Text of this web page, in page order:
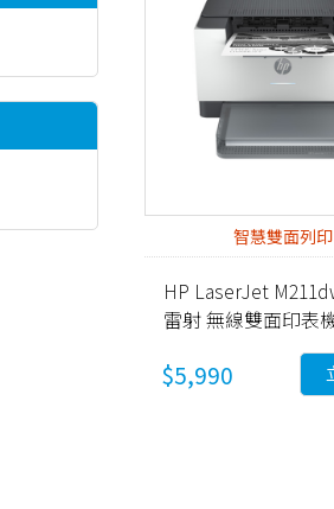
智慧雙面列印
HP LaserJet
雷射 無線雙面印表
$5,990